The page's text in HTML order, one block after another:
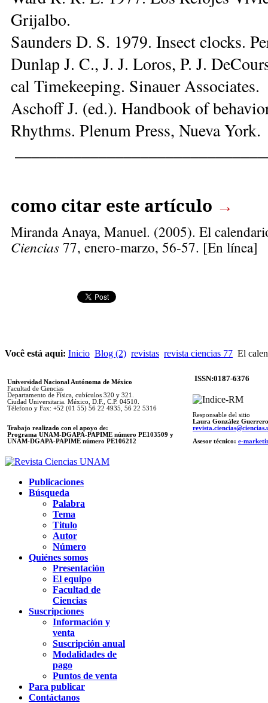
Gri­jal­bo.
Saun­ders D. S. 1979. In­sect clocks.
Dun­lap J. C., J. J. Lo­ros, P. J.
cal Ti­me­kee­ping. Si­nauer As­so­cia­tes.
As­choff J. (ed.). Hand­book of
Rhythms. Ple­num Press, Nue­va York.
como citar este artículo →
Miranda Anaya, Manuel. (2005). El
Ciencias77, enero-marzo, 56-57. [En línea]
Você está aqui: Inicio Blog (2) revistas revista ciencias 77 El
Universidad Nacional Autónoma de México
Facultad de Ciencias
Departamento de Física, cubículos 320 y 321.
Ciudad Universitaria. México, D.F., C.P. 04510.
Télefono y Fax: +52 (01 55) 56 22 4935, 56 22 5316
Trabajo realizado con el apoyo de:
Programa UNAM-DGAPA-PAPIME número PE103509 y
UNAM-DGAPA-PAPIME número PE106212
ISSN:0187-6376
Responsable del sitio
Laura González Guerrero
Asesor técnico: e-
Publicaciones
Búsqueda
Palabra
Tema
Titulo
Autor
Número
Quiénes somos
Presentación
El equipo
Facultad de
Ciencias
Suscripciones
Información y
venta
Suscripción anual
Modalidades de
pago
Puntos de venta
Para publicar
Contáctanos